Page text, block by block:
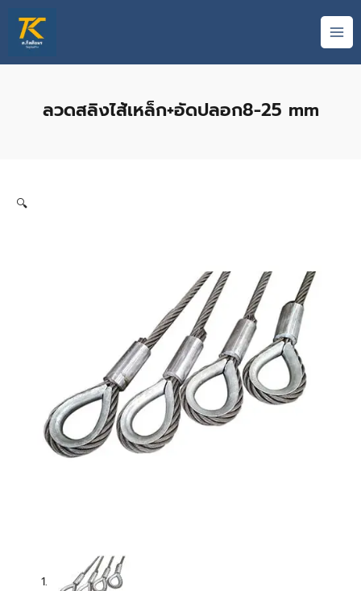
content
ลวดสลิงไส้เหล็ก+อัดปลอก8-25 mm
🔍